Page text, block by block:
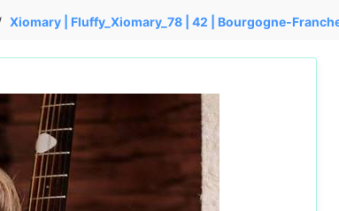
Xiomary | Fluffy_Xiomary_78 | 42 | Bourgogne-